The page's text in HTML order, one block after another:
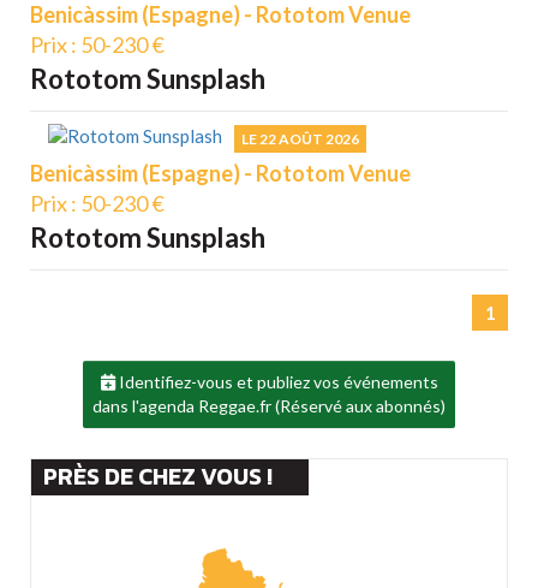
Benicàssim (Espagne) - Rototom Venue
Prix : 50-230 €
Rototom Sunsplash
LE 22 AOÛT 2026
Benicàssim (Espagne) - Rototom Venue
Prix : 50-230 €
Rototom Sunsplash
1
Identifiez-vous et publiez vos événements
dans l'agenda Reggae.fr (Réservé aux abonnés)
PRÈS DE CHEZ VOUS !